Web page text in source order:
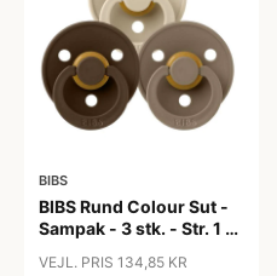
BIBS
BIBS Rund Colour Sut -
Sampak - 3 stk. - Str. 1 -
VEJL. PRIS 134,85 KR